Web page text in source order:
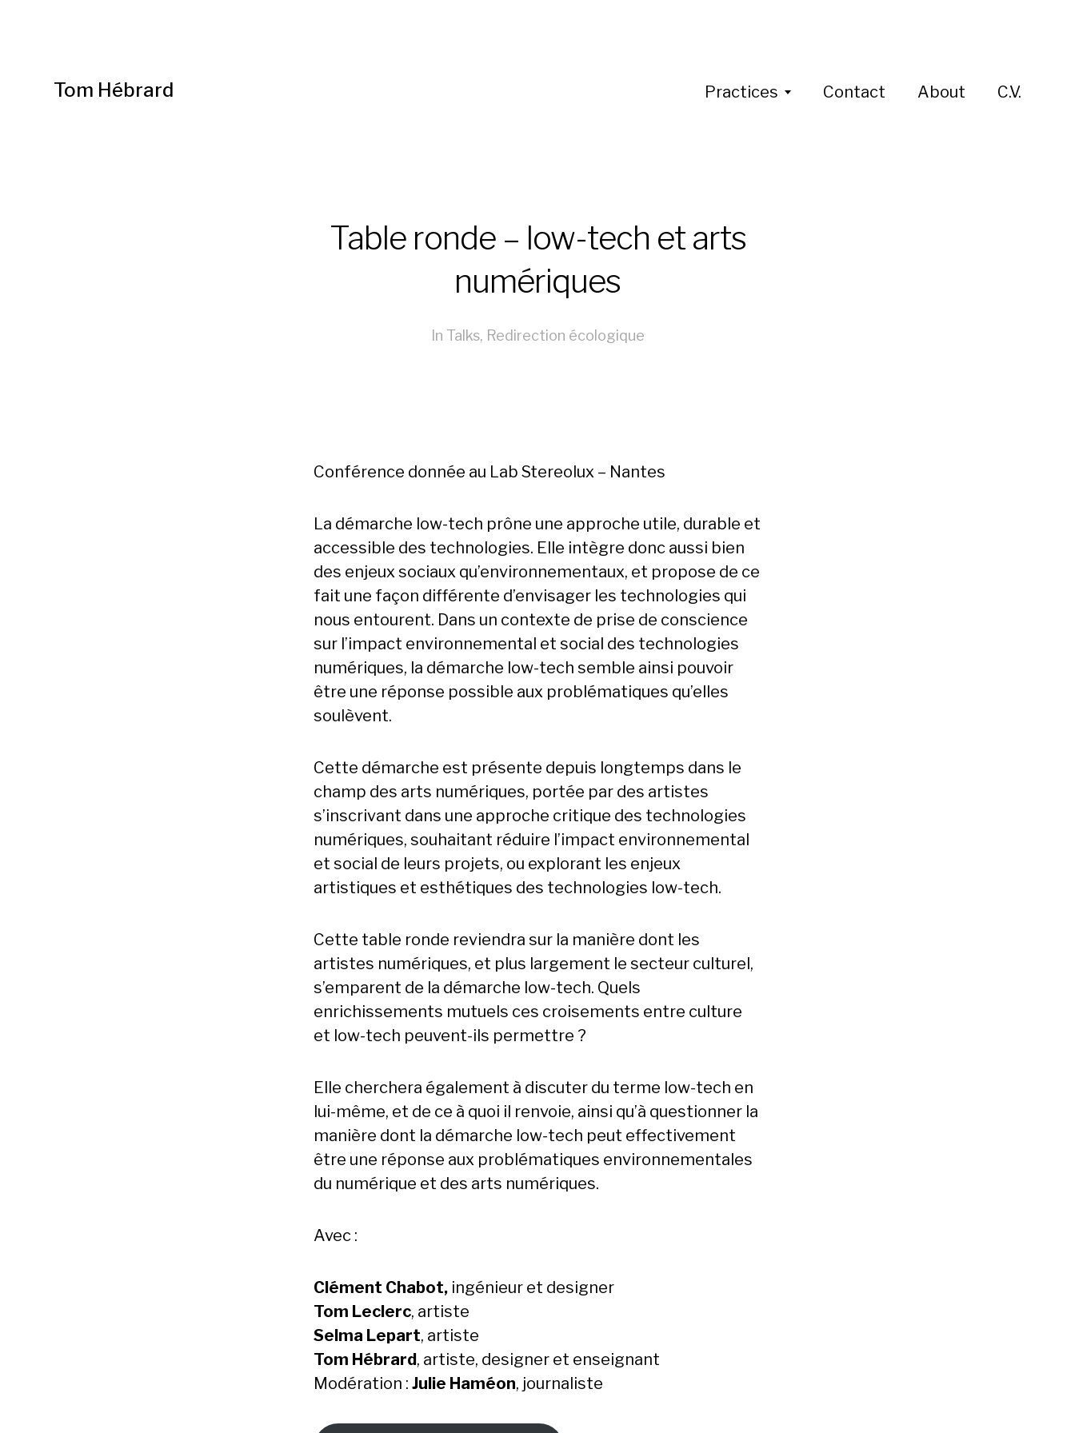
Tom Hébrard Practices Contact About C.V.
Table ronde – low-tech et arts
numériques
In Talks, Redirection écologique
Conférence donnée au Lab Stereolux – Nantes
La démarche low-tech prône une approche utile, durable et
accessible des technologies. Elle intègre donc aussi bien
des enjeux sociaux qu’environnementaux, et propose de ce
fait une façon différente d’envisager les technologies qui
nous entourent. Dans un contexte de prise de conscience
sur l’impact environnemental et social des technologies
numériques, la démarche low-tech semble ainsi pouvoir
être une réponse possible aux problématiques qu’elles
soulèvent.
Cette démarche est présente depuis longtemps dans le
champ des arts numériques, portée par des artistes
s’inscrivant dans une approche critique des technologies
numériques, souhaitant réduire l’impact environnemental
et social de leurs projets, ou explorant les enjeux
artistiques et esthétiques des technologies low-tech.
Cette table ronde reviendra sur la manière dont les
artistes numériques, et plus largement le secteur culturel,
s’emparent de la démarche low-tech. Quels
enrichissements mutuels ces croisements entre culture
et low-tech peuvent-ils permettre ?
Elle cherchera également à discuter du terme low-tech en
lui-même, et de ce à quoi il renvoie, ainsi qu’à questionner la
manière dont la démarche low-tech peut effectivement
être une réponse aux problématiques environnementales
du numérique et des arts numériques.
Avec :
Clément Chabot, ingénieur et designer
Tom Leclerc, artiste
Selma Lepart, artiste
Tom Hébrard, artiste, designer et enseignant
Modération : Julie Haméon, journaliste